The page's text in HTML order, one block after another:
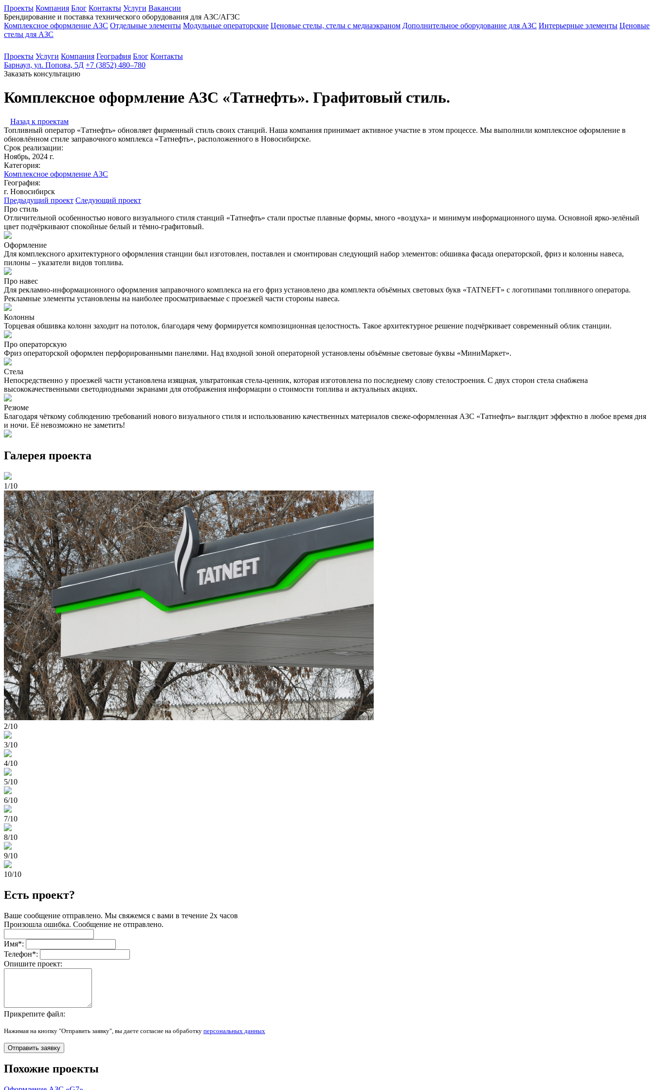
Проекты Компания Блог Контакты Услуги Вакансии
Брендирование и поставка технического оборудования для АЗС/АГЗС
Комплексное оформление АЗС Отдельные элементы Модульные операторские Ценовые стелы, стелы с медиаэкраном Дополнительное оборудование для АЗС Интерьерные элементы Ценовые
стелы для АЗС
Проекты Услуги Компания География Блог Контакты
Барнаул, ул. Попова, 5Д +7 (3852) 480‒780
Заказать консультацию
Комплексное оформление АЗС «Татнефть». Графитовый стиль.
Назад к проектам
Топливный оператор «Татнефть» обновляет фирменный стиль своих станций. Наша компания принимает активное участие в этом процессе. Мы выполнили комплексное оформление в
обновлённом стиле заправочного комплекса «Татнефть», расположенного в Новосибирске.
Срок реализации:
Ноябрь, 2024 г.
Категория:
Комплексное оформление АЗС
География:
г. Новосибирск
Предыдущий проект Следующий проект
Про стиль
Отличительной особенностью нового визуального стиля станций «Татнефть» стали простые плавные формы, много «воздуха» и минимум информационного шума. Основной ярко-зелёный
цвет подчёркивают спокойные белый и тёмно-графитовый.
Оформление
Для комплексного архитектурного оформления станции был изготовлен, поставлен и смонтирован следующий набор элементов: обшивка фасада операторской, фриз и колонны навеса,
пилоны – указатели видов топлива.
Про навес
Для рекламно-информационного оформления заправочного комплекса на его фриз установлено два комплекта объёмных световых букв «TATNEFT» с логотипами топливного оператора.
Рекламные элементы установлены на наиболее просматриваемые с проезжей части стороны навеса.
Колонны
Торцевая обшивка колонн заходит на потолок, благодаря чему формируется композиционная целостность. Такое архитектурное решение подчёркивает современный облик станции.
Про операторскую
Фриз операторской оформлен перфорированными панелями. Над входной зоной операторной установлены объёмные световые буквы «МиниМаркет».
Стела
Непосредственно у проезжей части установлена изящная, ультратонкая стела-ценник, которая изготовлена по последнему слову стелостроения. С двух сторон стела снабжена
высококачественными светодиодными экранами для отображения информации о стоимости топлива и актуальных акциях.
Резюме
Благодаря чёткому соблюдению требований нового визуального стиля и использованию качественных материалов свеже-оформленная АЗС «Татнефть» выглядит эффектно в любое время дня
и ночи. Её невозможно не заметить!
Галерея проекта
1/10
2/10
3/10
4/10
5/10
6/10
7/10
8/10
9/10
10/10
Есть проект?
Ваше сообщение отправлено. Мы свяжемся с вами в течение 2х часов
Произошла ошибка. Сообщение не отправлено.
Имя*:
Телефон*:
Опишите проект:
Прикрепите файл:
Нажимая на кнопку "Отправить заявку", вы даете согласие на обработку персональных данных
Отправить заявку
Похожие проекты